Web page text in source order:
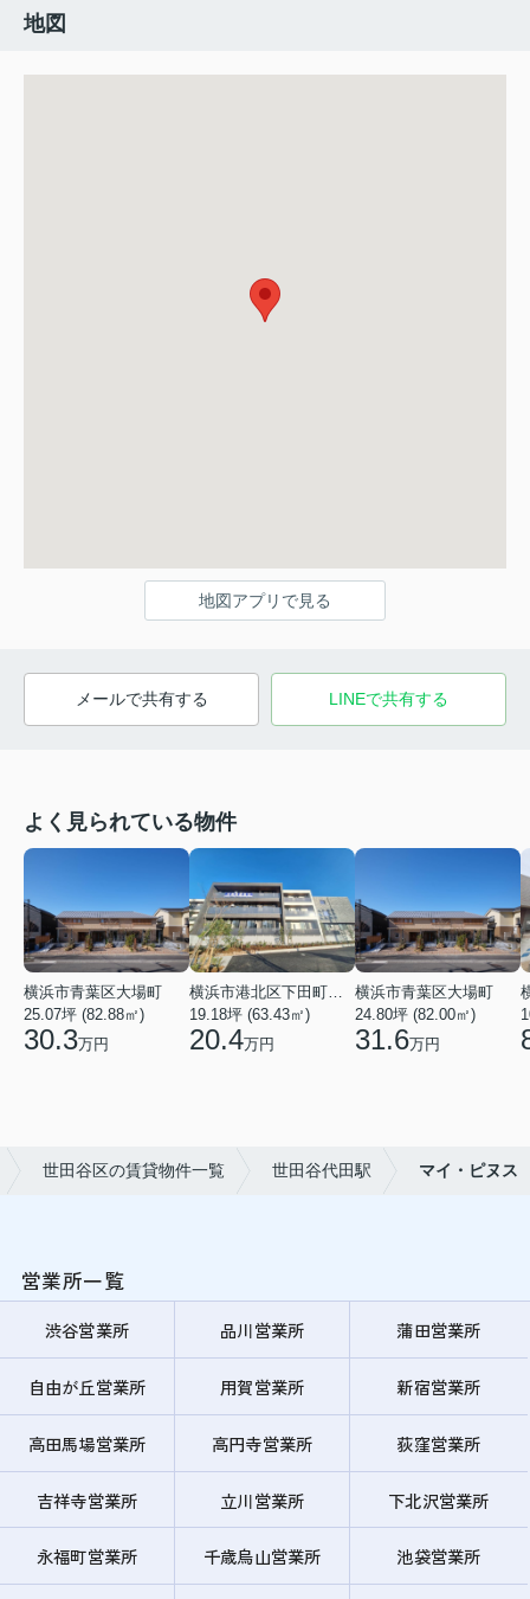
地図
地図アプリで見る
メールで共有する LINEで共有する
よく見られている物件
横浜市青葉区大場町
25.07坪 (82.88㎡)
30.3万円
19.18坪 (63.43㎡)
20.4万円
横浜市青葉区大場町
24.80坪 (82.00㎡)
31.6万円
世田谷区の賃貸物件一覧 世田谷代田駅 マイ・ピヌス
営業所一覧
渋谷営業所 品川営業所 蒲田営業所
自由が丘営業所 用賀営業所 新宿営業所
高田馬場営業所 高円寺営業所 荻窪営業所
吉祥寺営業所 立川営業所 下北沢営業所
永福町営業所 千歳烏山営業所 池袋営業所